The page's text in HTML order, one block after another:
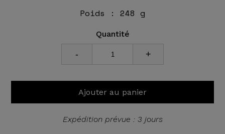
Poids : 248 g
Quantité
- +
Ajouter au panier
Expédition prévue : 3 jours